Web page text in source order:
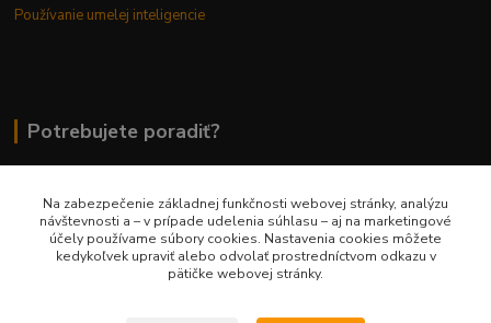
Používanie umelej inteligencie
Potrebujete poradiť?
0948 236 042
info@margaretkashop.sk
Na zabezpečenie základnej funkčnosti webovej stránky, analýzu
návštevnosti a – v prípade udelenia súhlasu – aj na marketingové
účely používame súbory cookies. Nastavenia cookies môžete
kedykoľvek upraviť alebo odvolať prostredníctvom odkazu v
pätičke webovej stránky.